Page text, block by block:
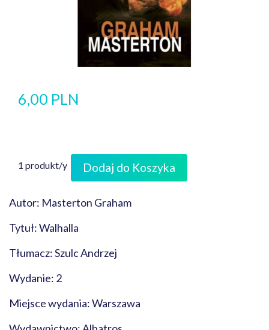
6,00 PLN
1 produkt/y Dodaj do Koszyka
Autor: Masterton Graham
Tytuł: Walhalla
Tłumacz: Szulc Andrzej
Wydanie: 2
Miejsce wydania: Warszawa